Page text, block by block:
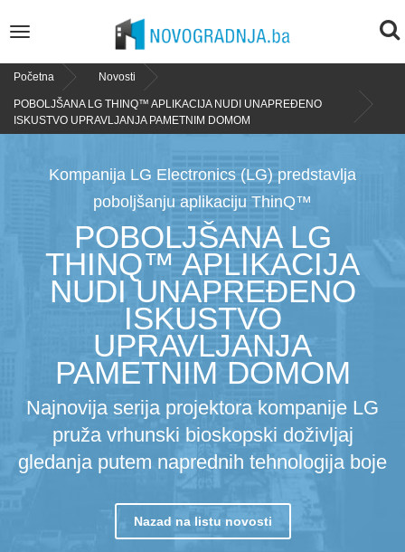
Toggle
Početna Novosti
POBOLJŠANA LG THINQ™ APLIKACIJA NUDI UNAPREĐENO
ISKUSTVO UPRAVLJANJA PAMETNIM DOMOM
Kompanija LG Electronics (LG) predstavlja
poboljšanju aplikaciju ThinQ™
POBOLJŠANA LG
THINQ™ APLIKACIJA
NUDI UNAPREĐENO
ISKUSTVO
UPRAVLJANJA
PAMETNIM DOMOM
Najnovija serija projektora kompanije LG
pruža vrhunski bioskopski doživljaj
gledanja putem naprednih tehnologija boje
Nazad na listu novosti